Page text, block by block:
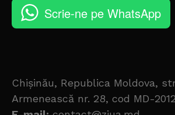
Scrie-ne pe WhatsApp
Chișinău, Republica Moldova,
Armenească nr. 28, cod MD-2012